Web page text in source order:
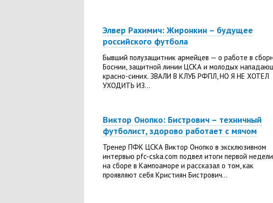
Элвер Рахимич: Жиронкин – будущее
российского футбола
Бывший полузащитник армейцев — о работе в
Боснии, защитной линии ЦСКА и молодых
красно-синих. ЗВАЛИ В КЛУБ РФПЛ, НО Я НЕ ХОТЕЛ
УХОДИТЬ ИЗ...
Виктор Онопко: Бистрович – техничный
футболист, здорово работает с мячом
Тренер ПФК ЦСКА Виктор Онопко в эксклюзивном
интервью pfc-cska.com подвел итоги первой недели
на сборе в Кампоаморе и рассказал о том, как
проявляют себя Кристиян Бистрович...